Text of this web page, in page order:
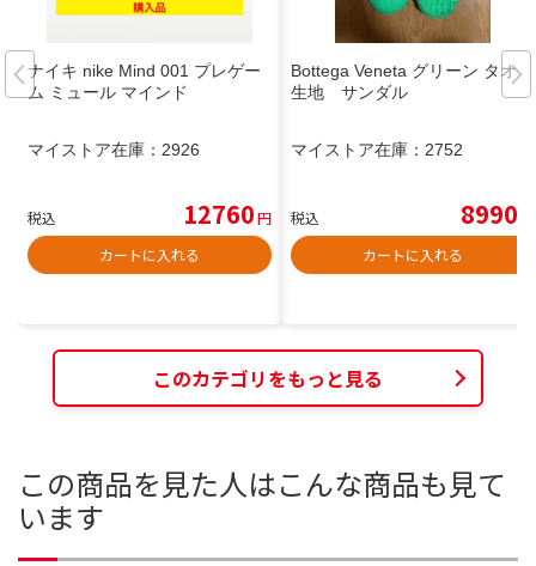
ナイキ nike Mind 001 プレゲー
ム ミュール マインド
マイストア在庫： 2926
税込 12760円
カートに入れる
Bottega Veneta グリーン タオル
生地 サンダル
マイストア在庫： 2752
税込 8990
カートに入れる
このカテゴリをもっと見る
この商品を見た人はこんな商品も見て
います